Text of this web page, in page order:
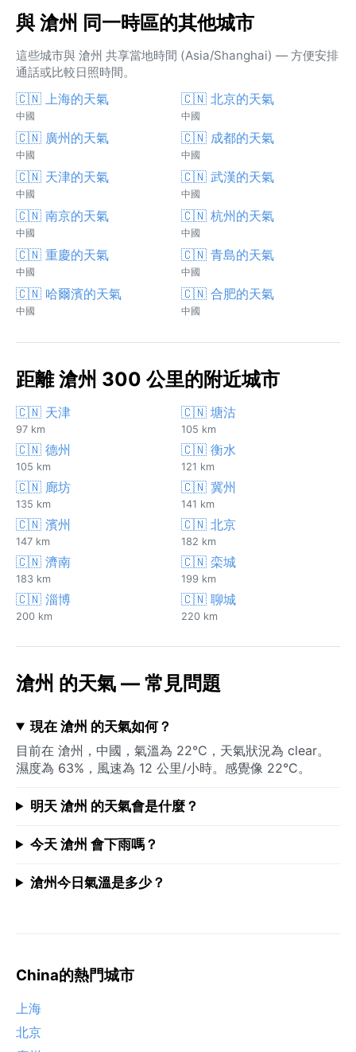
與 滄州 同一時區的其他城市
這些城市與 滄州 共享當地時間 (Asia/Shanghai) — 方便安排
通話或比較日照時間。
🇨🇳 上海的天氣
中國
🇨🇳 北京的天氣
中國
🇨🇳 廣州的天氣
中國
🇨🇳 成都的天氣
中國
🇨🇳 天津的天氣
中國
🇨🇳 武漢的天氣
中國
🇨🇳 南京的天氣
中國
🇨🇳 杭州的天氣
中國
🇨🇳 重慶的天氣
中國
🇨🇳 青島的天氣
中國
🇨🇳 哈爾濱的天氣
中國
🇨🇳 合肥的天氣
中國
距離 滄州 300 公里的附近城市
🇨🇳 天津
97 km
🇨🇳 塘沽
105 km
🇨🇳 德州
105 km
🇨🇳 衡水
121 km
🇨🇳 廊坊
135 km
🇨🇳 冀州
141 km
🇨🇳 濱州
147 km
🇨🇳 北京
182 km
🇨🇳 濟南
183 km
🇨🇳 栾城
199 km
🇨🇳 淄博
200 km
🇨🇳 聊城
220 km
滄州 的天氣 — 常見問題
現在 滄州 的天氣如何？
目前在 滄州，中國，氣溫為 22°C，天氣狀況為 clear。
濕度為 63%，風速為 12 公里/小時。感覺像 22°C。
明天 滄州 的天氣會是什麼？
今天 滄州 會下雨嗎？
滄州今日氣溫是多少？
China的熱門城市
上海
北京